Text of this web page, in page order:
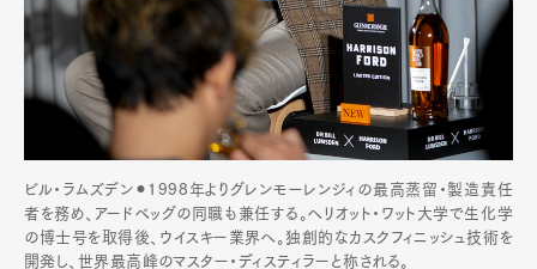
ビル・ラムズデン⚫︎1998年よりグレンモーレンジィの最高蒸留・製造責任
者を務め、アードベッグの同職も兼任する。ヘリオット・ワット大学で生化学
の博士号を取得後、ウイスキー業界へ。独創的なカスクフィニッシュ技術を
開発し、世界最高峰のマスター・ディスティラーと称される。